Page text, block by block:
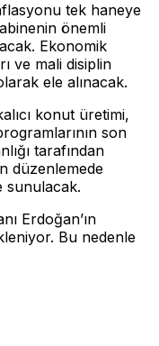
tek haneye
önemli
Ekonomik
ve mali disiplin
ele alınacak.
konut üretimi,
son
tarafından
düzenlemede
sunulacak.
Erdoğan’ın
Bu nedenle